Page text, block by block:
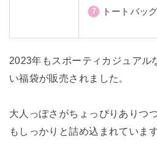
トートバッグ
2023年もスポーティカジュアル
い福袋が販売されました。
大人っぽさがちょっぴりありつ
もしっかりと詰め込まれています